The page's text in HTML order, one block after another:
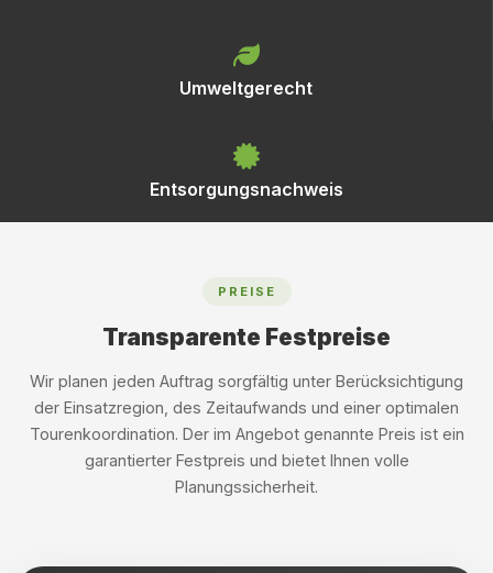
Umweltgerecht
Entsorgungsnachweis
PREISE
Transparente Festpreise
Wir planen jeden Auftrag sorgfältig unter Berücksichtigung
der Einsatzregion, des Zeitaufwands und einer optimalen
Tourenkoordination. Der im Angebot genannte Preis ist ein
garantierter Festpreis und bietet Ihnen volle
Planungssicherheit.